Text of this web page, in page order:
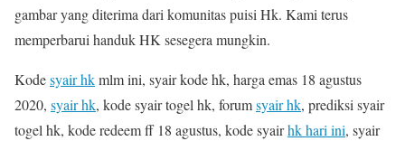
gambar yang diterima dari komunitas puisi Hk. Kami terus
memperbarui handuk HK sesegera mungkin.
Kodesyair hkmlm ini, syair kode hk, harga emas 18 agustus
2020, syair hk, kode syair togel hk, forumsyair hk, prediksi syair
togel hk, kode redeem ff 18 agustus, kode syairhk hari ini, syair